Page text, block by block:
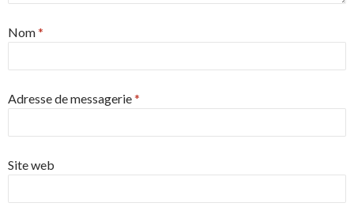
Nom*
Adresse de messagerie*
Site web